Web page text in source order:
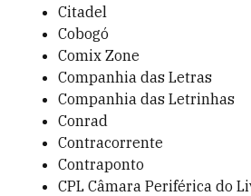
Citadel
Cobogó
Comix Zone
Companhia das Letras
Companhia das Letrinhas
Conrad
Contracorrente
Contraponto
CPL Câmara Periférica do